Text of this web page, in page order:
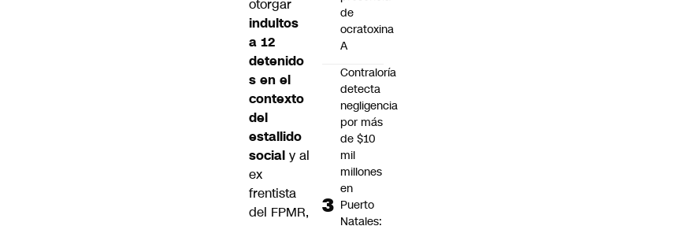
otorgar
indultos
a 12
detenido
s en el
contexto
del
estallido
social y al
ex
frentista
del FPMR,
de
ocratoxina
A
Contraloría
detecta
negligencia
por más
de $10
mil
millones
en
Puerto
Natales: